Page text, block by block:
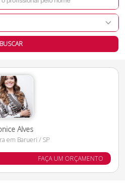
BUSCAR
Alves
em Barueri / SP
FAÇA UM ORÇAMENTO